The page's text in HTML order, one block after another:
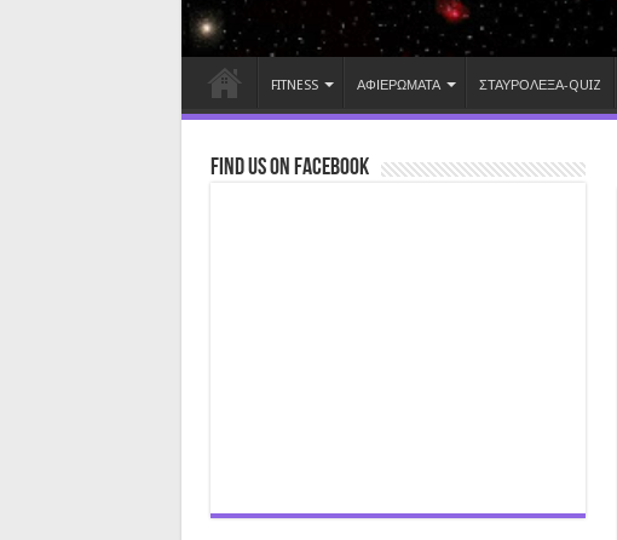
FITNESS ΑΦΙΕΡΩΜΑΤΑ ΣΤΑΥΡΟΛΕΞΑ-QUIZ
Find us on Facebook